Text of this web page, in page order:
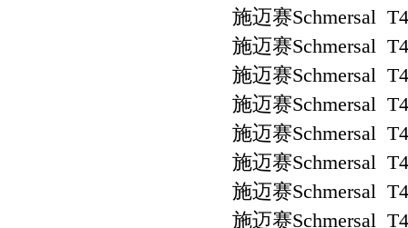
施迈赛Schmersal
施迈赛Schmersal
施迈赛Schmersal
施迈赛Schmersal
施迈赛Schmersal
施迈赛Schmersal
施迈赛Schmersal
施迈赛Schmersal